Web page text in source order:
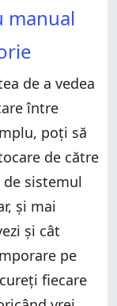
manual
de a vedea
între
poți să
de către
sistemul
și mai
și cât
pe
fiecare